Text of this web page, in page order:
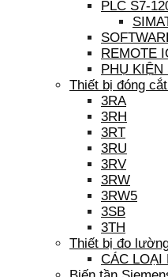
PLC S7-
REMOTE
PHỤ KIỆN
Thiết bị đóng
3RA
3RH
3RT
3RU
3RV
3RW
3RW5
3SB
3TH
Thiết bị đo
CÁC LOẠI